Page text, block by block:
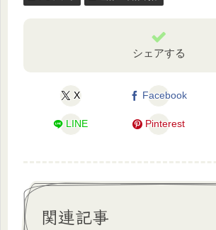
シェアする
X Facebook
LINE Pinterest
関連記事